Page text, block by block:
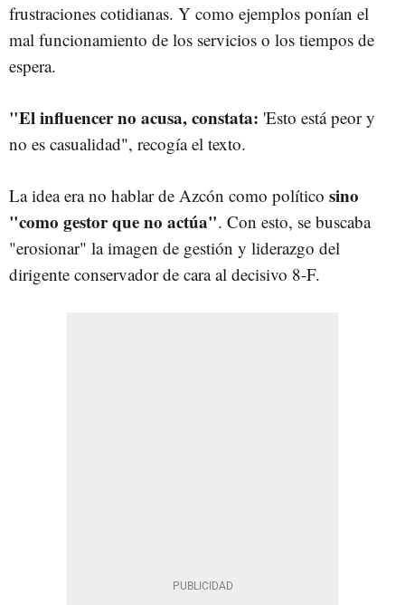
frustraciones cotidianas. Y como ejemplos ponían el
mal funcionamiento de los servicios o los tiempos de
espera.
"El influencer no acusa, constata: 'Esto está peor y
no es casualidad", recogía el texto.
La idea era no hablar de Azcón como político sino
"como gestor que no actúa". Con esto, se buscaba
"erosionar" la imagen de gestión y liderazgo del
dirigente conservador de cara al decisivo 8-F.